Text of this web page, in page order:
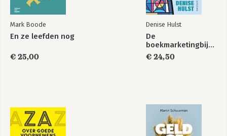
Mark Boode
En ze leefden nog
€ 25,00
Denise Hulst
De
boekmarketingbijbel
€ 24,50